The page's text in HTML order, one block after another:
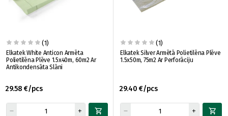
(1)
Elkatek White Anticon Armēta
Polietilēna Plēve 1.5x40m, 60m2 Ar
Antikondensāta Slāni
29.58 €/pcs
(1)
Elkatek Silver Armētā Polietilēna Plēve
1.5x50m, 75m2 Ar Perforāciju
29.40 €/pcs